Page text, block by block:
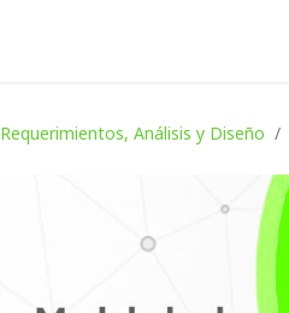
Requerimientos, Análisis y Diseño